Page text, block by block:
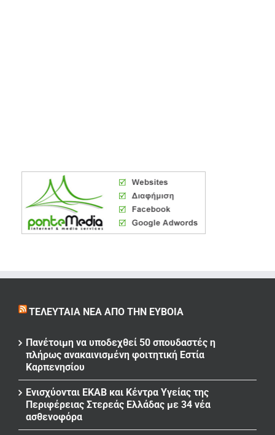
ΤΕΛΕΥΤΑΊΑ ΝΈΑ ΑΠΌ ΤΗΝ ΕΎΒΟΙΑ
Πανέτοιμη να υποδεχθεί 50 σπουδαστές η
πλήρως ανακαινισμένη φοιτητική Εστία
Καρπενησίου
Ενισχύονται ΕΚΑΒ και Κέντρα Υγείας της
Περιφέρειας Στερεάς Ελλάδας με 34 νέα
ασθενοφόρα